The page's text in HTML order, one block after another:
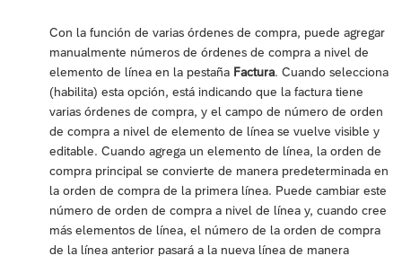
Con la función de varias órdenes de compra, puede agregar
manualmente números de órdenes de compra a nivel de
elemento de línea en la pestaña Factura. Cuando selecciona
(habilita) esta opción, está indicando que la factura tiene
varias órdenes de compra, y el campo de número de orden
de compra a nivel de elemento de línea se vuelve visible y
editable. Cuando agrega un elemento de línea, la orden de
compra principal se convierte de manera predeterminada en
la orden de compra de la primera línea. Puede cambiar este
número de orden de compra a nivel de línea y, cuando cree
más elementos de línea, el número de la orden de compra
de la línea anterior pasará a la nueva línea de manera